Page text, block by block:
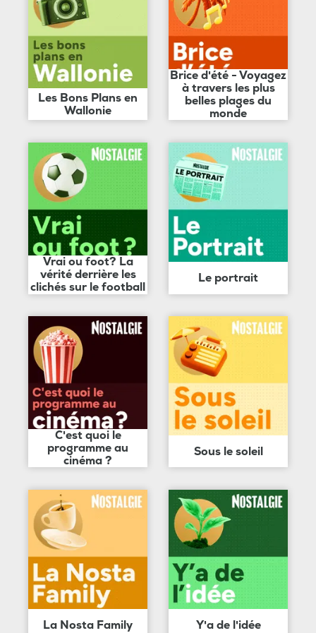
Les Bons Plans en
Wallonie
Brice d'été - Voyagez
à travers les plus
belles plages du
monde
Vrai ou foot? La
vérité derrière les
clichés sur le football
Le portrait
C'est quoi le
programme au
cinéma ?
Sous le soleil
La Nosta Family Y'a de l'idée